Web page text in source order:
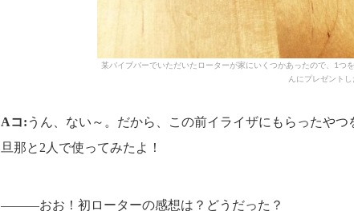
某バイブバーでいただいたローターが家にいくつかあったので、1つ
んにプレゼントし
Aコ: うん、ない～。だから、この前イライザにもらったやつ
旦那と2人で使ってみたよ！
―――おお！初ローターの感想は？どうだった？